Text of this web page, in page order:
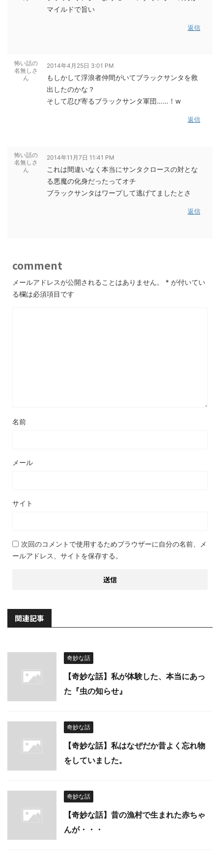
マイルドで旨い
返信
怖い話の
名無しさ
ん
2014年4月25日 3:01 PM
もしかして浮浪者仲間がいてブラックサンタを救
出したのかな？
そして忍び寄るブラックサンタ軍団……！w
返信
怖い話の
名無しさ
ん
2014年11月7日 11:41 PM
これは間違いなく本当にサンタクロースの対とな
る悪魔の化身だったってオチ
ブラックサンタはワープして逃げてましたとさ
返信
comment
メールアドレスが公開されることはありません。 * が付いてい
る欄は必須項目です
名前
メール
サイト
次回のコメントで使用するためブラウザーに自分の名前、メ
ールアドレス、サイトを保存する。
関連記事
奇妙な話
【奇妙な話】私が体験した、本当にあっ
た『虫の知らせ』
奇妙な話
【奇妙な話】私はなぜだか昔よく忘れ物
をしていました。
奇妙な話
【奇妙な話】昔の漁村で生まれた赤ちゃ
んが・・・